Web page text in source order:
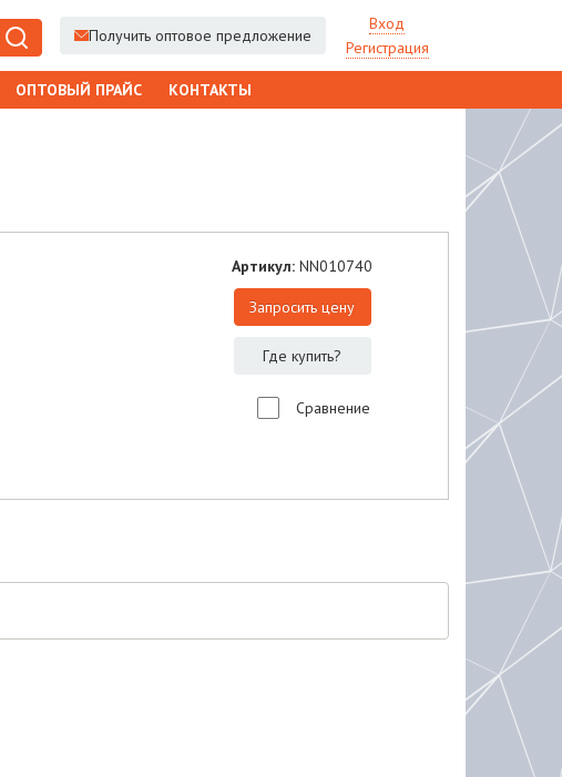
Получить оптовое предложение
Вход
Регистрация
ОПТОВЫЙ ПРАЙС КОНТАКТЫ
Артикул:NN010740
Запросить цену
Где купить?
Сравнение